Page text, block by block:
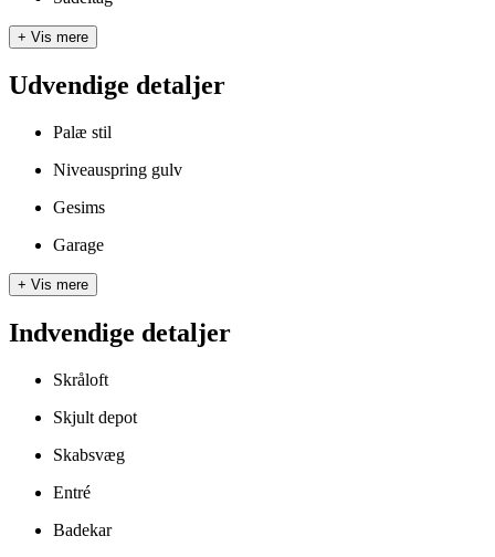
+ Vis mere
Udvendige detaljer
Palæ stil
Niveauspring gulv
Gesims
Garage
+ Vis mere
Indvendige detaljer
Skråloft
Skjult depot
Skabsvæg
Entré
Badekar